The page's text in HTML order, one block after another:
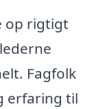
op rigtigt
Fagfolk
erfaring til